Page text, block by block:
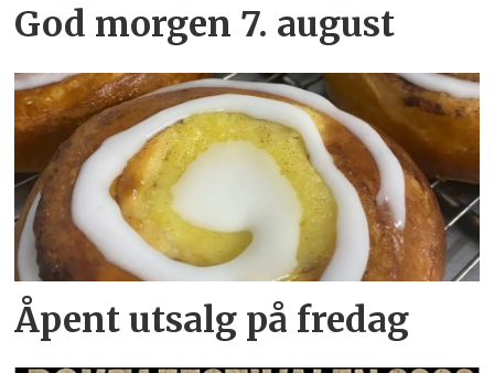
God morgen 7. august
Åpent utsalg på fredag